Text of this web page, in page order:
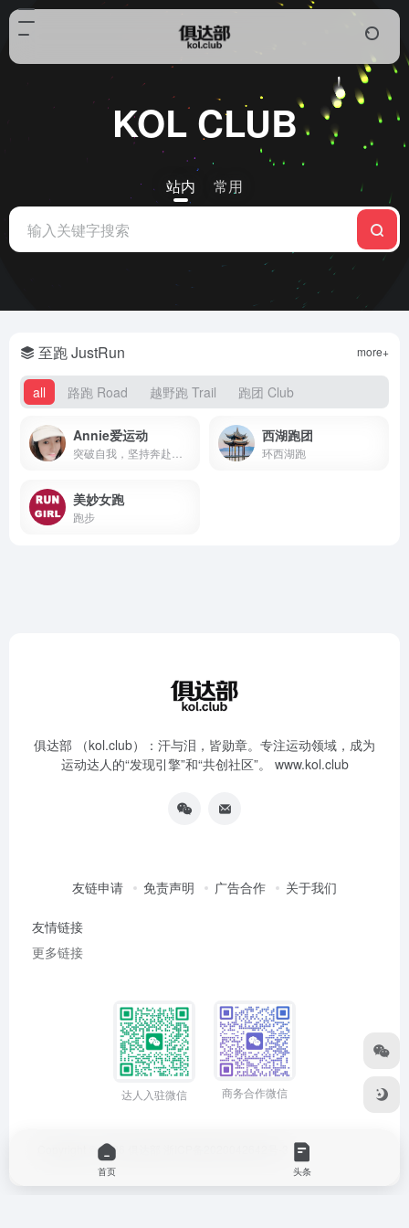
KOL CLUB
站内 常用
至跑 JustRun
all 路跑 Road 越野跑 Trail 跑团 Club
more+
Annie爱运动 西湖跑团
环西湖跑
美妙女跑
跑步
俱达部 （kol.club）：汗与泪，皆勋章。专注运动领域，成为
运动达人的“发现引擎”和“共创社区”。 www.kol.club
友链申请 免责声明 广告合作 关于我们
友情链接
更多链接
达人入驻微信 商务合作微信
Copyright © 2026
首页 头条